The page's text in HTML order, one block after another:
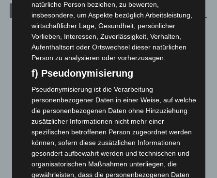
Aktuelle Beiträge
Niedersachsen: Feuerwehrkräfte kehren nach
Waldbrandeinsatz aus Spanien zurück
7. August 2026
Hannover: Erste Tigermücken-Population in Niedersachsen
entdeckt
7. August 2026
Brand im „Haus der Begegnung“ in Neuwarmbüchen schnell
eingedämmt
6. August 2026
Region Hannover: 21 neue Notfallsanitäter starten beim
Roten Kreuz
5. August 2026
natürliche Person beziehen, zu bewerten,
insbesondere, um Aspekte bezüglich Arbeitsleistung,
wirtschaftlicher Lage, Gesundheit, persönlicher
Vorlieben, Interessen, Zuverlässigkeit, Verhalten,
Aufenthaltsort oder Ortswechsel dieser natürlichen
Person zu analysieren oder vorherzusagen.
f) Pseudonymisierung
Pseudonymisierung ist die Verarbeitung
personenbezogener Daten in einer Weise, auf welche
die personenbezogenen Daten ohne Hinzuziehung
zusätzlicher Informationen nicht mehr einer
spezifischen betroffenen Person zugeordnet werden
können, sofern diese zusätzlichen Informationen
gesondert aufbewahrt werden und technischen und
organisatorischen Maßnahmen unterliegen, die
gewährleisten, dass die personenbezogenen Daten